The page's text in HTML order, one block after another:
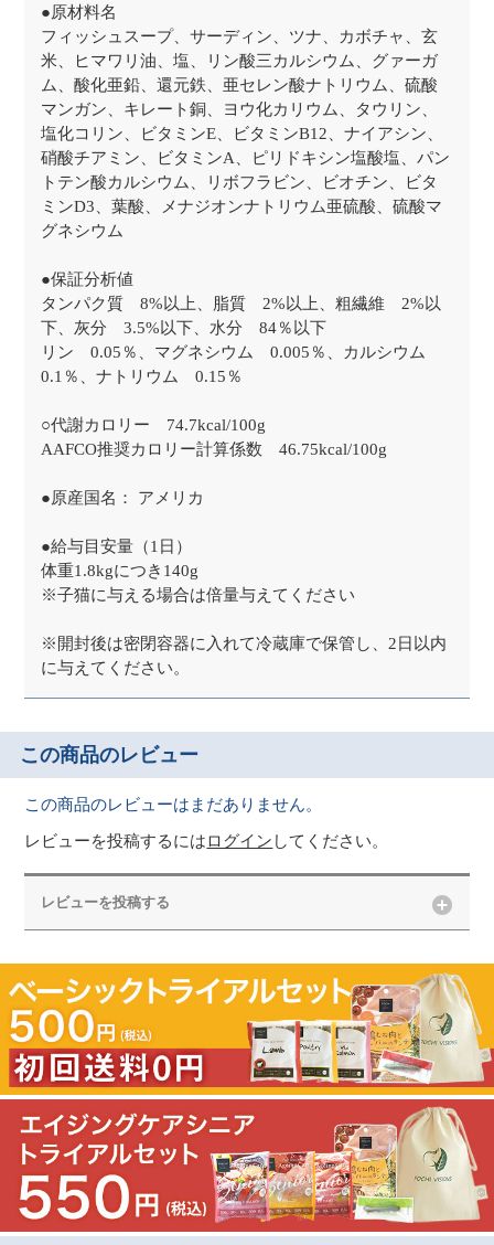
●原材料名
フィッシュスープ、サーディン、ツナ、カボチャ、玄
米、ヒマワリ油、塩、リン酸三カルシウム、グァーガ
ム、酸化亜鉛、還元鉄、亜セレン酸ナトリウム、硫酸
マンガン、キレート銅、ヨウ化カリウム、タウリン、
塩化コリン、ビタミンE、ビタミンB12、ナイアシン、
硝酸チアミン、ビタミンA、ピリドキシン塩酸塩、パン
トテン酸カルシウム、リボフラビン、ビオチン、ビタ
ミンD3、葉酸、メナジオンナトリウム亜硫酸、硫酸マ
グネシウム
●保証分析値
タンパク質 8%以上、脂質 2%以上、粗繊維 2%以
下、灰分 3.5%以下、水分 84％以下
リン 0.05％、マグネシウム 0.005％、カルシウム
0.1％、ナトリウム 0.15％
○代謝カロリー 74.7kcal/100g
AAFCO推奨カロリー計算係数 46.75kcal/100g
●原産国名： アメリカ
●給与目安量（1日）
体重1.8kgにつき140g
※子猫に与える場合は倍量与えてください
※開封後は密閉容器に入れて冷蔵庫で保管し、2日以内
に与えてください。
この商品のレビュー
この商品のレビューはまだありません。
レビューを投稿するにはログイン してください。
レビューを投稿する